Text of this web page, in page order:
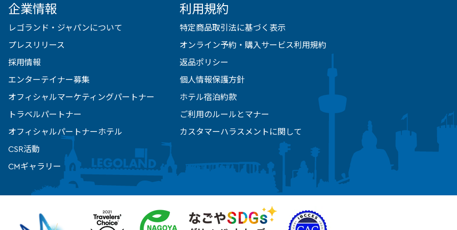
企業情報
レゴランド・ジャパンについて
プレスリリース
採用情報
エンターテイナー募集
オフィシャルマーケティングパートナー
トラベルパートナー
オフィシャルパートナーホテル
CSR活動
CMギャラリー
利用規約
特定商品取引法に基づく表示
オンライン予約・購入サービス利用規約
返品ポリシー
個人情報保護方針
ホテル宿泊約款
ご利用のルールとマナー
カスタマーハラスメントに関して